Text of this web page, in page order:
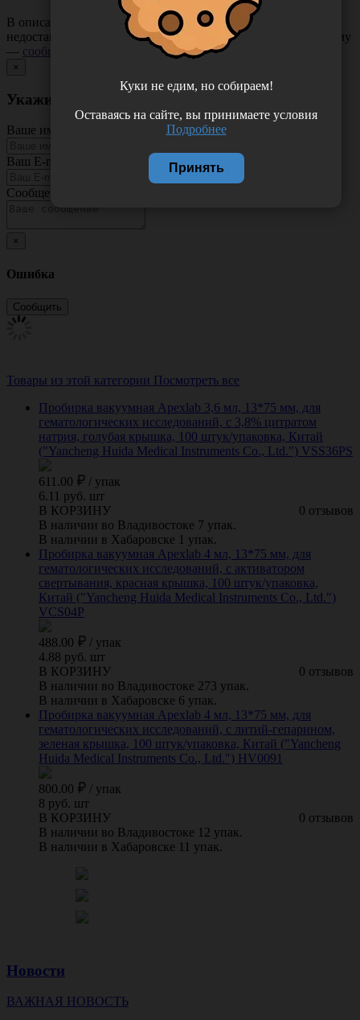
В описании товара могут иметь место неточности или
недостающая информация. Если вы заметили такую проблему
— сообщите нам
×
Укажите неточность в описании товара
Ваше имя
Ваш E-mail
Сообщение
×
Ошибка
Товары из этой категории Посмотреть все
Пробирка вакуумная Apexlab 3,6 мл, 13*75 мм, для
гематологических исследований, с 3,8% цитратом
натрия, голубая крышка, 100 штук/упаковка, Китай
("Yancheng Huida Medical Instruments Co., Ltd.") VSS36PS
611.00 / упак
6.11 руб. шт
0 отзывов
В КОРЗИНУ
В наличии во Владивостоке 7 упак.
В наличии в Хабаровске 1 упак.
Пробирка вакуумная Apexlab 4 мл, 13*75 мм, для
гематологических исследований, с активатором
свертывания, красная крышка, 100 штук/упаковка,
Китай ("Yancheng Huida Medical Instruments Co., Ltd.")
VCS04P
488.00 / упак
4.88 руб. шт
0 отзывов
В КОРЗИНУ
В наличии во Владивостоке 273 упак.
В наличии в Хабаровске 6 упак.
Пробирка вакуумная Apexlab 4 мл, 13*75 мм, для
гематологических исследований, с литий-гепарином,
зеленая крышка, 100 штук/упаковка, Китай ("Yancheng
Huida Medical Instruments Co., Ltd.") HV0091
800.00 / упак
8 руб. шт
0 отзывов
В КОРЗИНУ
В наличии во Владивостоке 12 упак.
В наличии в Хабаровске 11 упак.
Новости
ВАЖНАЯ НОВОСТЬ
Куки не едим, но собираем!
Оставаясь на сайте, вы принимаете условия
Подробнее
Принять